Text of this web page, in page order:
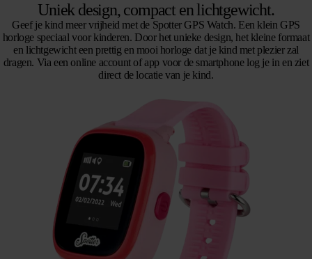
Uniek design, compact en lichtgewicht.
Geef je kind meer vrijheid met de Spotter GPS Watch. Een klein GPS
horloge speciaal voor kinderen. Door het unieke design, het kleine formaat
en lichtgewicht een prettig en mooi horloge dat je kind met plezier zal
dragen. Via een online account of app voor de smartphone log je in en ziet
direct de locatie van je kind.